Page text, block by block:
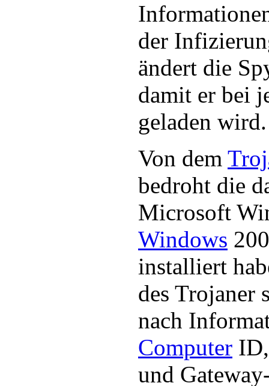
der
ändert die
damit er bei
geladen wird.
Von dem
bedroht die
Microsoft
Windows
installiert
des Trojaner
nach
Computer
und